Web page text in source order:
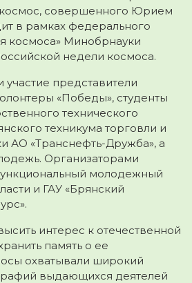
космос, совершенного Юрием
в рамках федерального
космоса» Минобрнауки
недели космоса.
участие представители
«Победы», студенты
технического
техникума торговли и
АО «Транснефть-Дружба», а
Организаторами
молодежный
и ГАУ «Брянский
интерес к отечественной
память о ее
охватывали широкий
выдающихся деятелей